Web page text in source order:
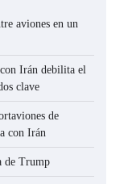
aviones en un
Irán debilita el
clave
de
con Irán
de Trump